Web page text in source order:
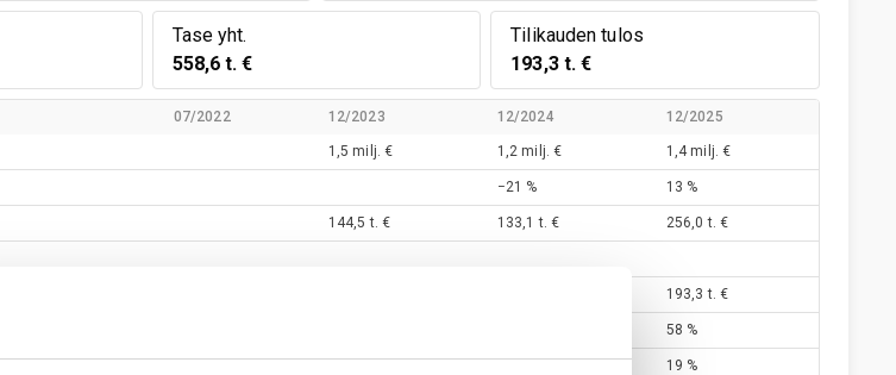
Tase yht.
558,6 t. €
Tilikauden tulos
193,3 t. €
07/2022 12/2023 12/2024 12/2025
1,5 milj. € 1,2 milj. € 1,4 milj. €
−21 % 13 %
144,5 t. € 133,1 t. € 256,0 t. €
193,3 t. €
58 %
19 %